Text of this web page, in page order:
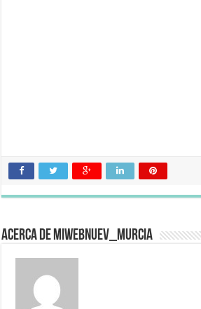
Acerca de miwebnuev_murcia